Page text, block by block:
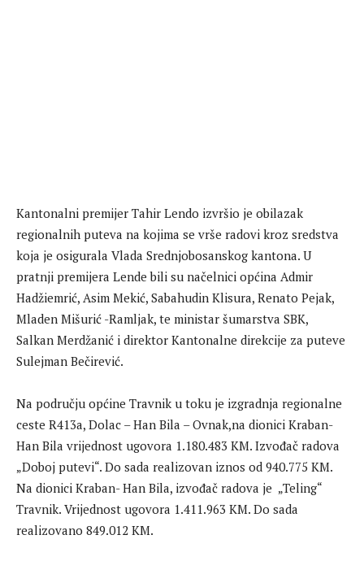
Kantonalni premijer Tahir Lendo izvršio je obilazak
regionalnih puteva na kojima se vrše radovi kroz sredstva
koja je osigurala Vlada Srednjobosanskog kantona. U
pratnji premijera Lende bili su načelnici općina Admir
Hadžiemrić, Asim Mekić, Sabahudin Klisura, Renato Pejak,
Mladen Mišurić -Ramljak, te ministar šumarstva SBK,
Salkan Merdžanić i direktor Kantonalne direkcije za puteve
Sulejman Bečirević.
Na području općine Travnik u toku je izgradnja regionalne
ceste R413a, Dolac – Han Bila – Ovnak,na dionici Kraban-
Han Bila vrijednost ugovora 1.180.483 KM. Izvođač radova
„Doboj putevi“. Do sada realizovan iznos od 940.775 KM.
Na dionici Kraban- Han Bila, izvođač radova je „Teling“
Travnik. Vrijednost ugovora 1.411.963 KM. Do sada
realizovano 849.012 KM.